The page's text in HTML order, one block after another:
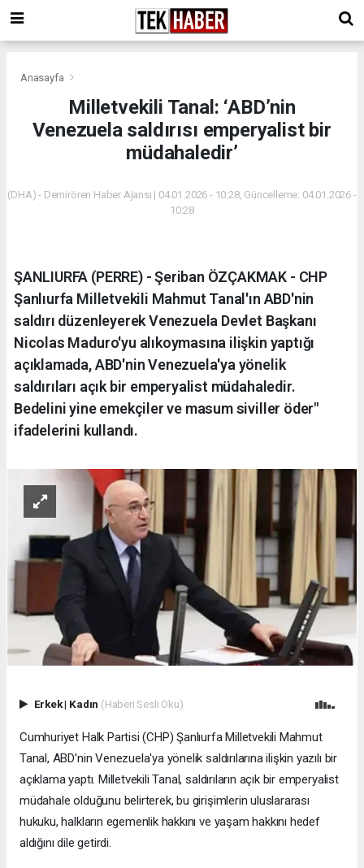
Anasayfa
Milletvekili Tanal: ‘ABD’nin
Venezuela saldırısı emperyalist bir
müdahaledir’
(DHA) - Demirören Haber Ajansı | 04.01.2026 - 10:28, Güncelleme: 04.01.2026 -
10:28
ŞANLIURFA (PERRE) - Şeriban ÖZÇAKMAK - CHP
Şanlıurfa Milletvekili Mahmut Tanal'ın ABD'nin
saldırı düzenleyerek Venezuela Devlet Başkanı
Nicolas Maduro'yu alıkoymasına ilişkin yaptığı
açıklamada, ABD'nin Venezuela'ya yönelik
saldırıları açık bir emperyalist müdahaledir.
Bedelini yine emekçiler ve masum siviller öder"
ifadelerini kullandı.
Erkek| Kadın (Haberi Sesli Oku)
Cumhuriyet Halk Partisi (CHP) Şanlıurfa Milletvekili Mahmut
Tanal, ABD'nin Venezuela'ya yönelik saldırılarına ilişkin yazılı bir
açıklama yaptı. Milletvekili Tanal, saldırıların açık bir emperyalist
müdahale olduğunu belirterek, bu girişimlerin uluslararası
hukuku, halkların egemenlik hakkını ve yaşam hakkını hedef
aldığını dile getirdi.